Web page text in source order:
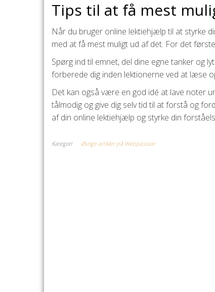
Tips til at få mest
Når du bruger online lektiehjælp til at styrke
med at få mest muligt ud af det. For det
Spørg ind til emnet, del dine egne tanker og
forberede dig inden lektionerne ved at læse
Det kan også være en god idé at lave noter
tålmodig og give dig selv tid til at forstå og
af din online lektiehjælp og styrke din
Kategori Øvrige artikler på Webpassion